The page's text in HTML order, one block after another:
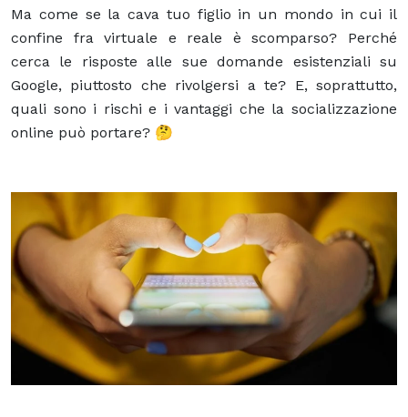
Ma come se la cava tuo figlio in un mondo in cui il
confine fra virtuale e reale è scomparso? Perché
cerca le risposte alle sue domande esistenziali su
Google, piuttosto che rivolgersi a te? E, soprattutto,
quali sono i rischi e i vantaggi che la socializzazione
online può portare? 🤔